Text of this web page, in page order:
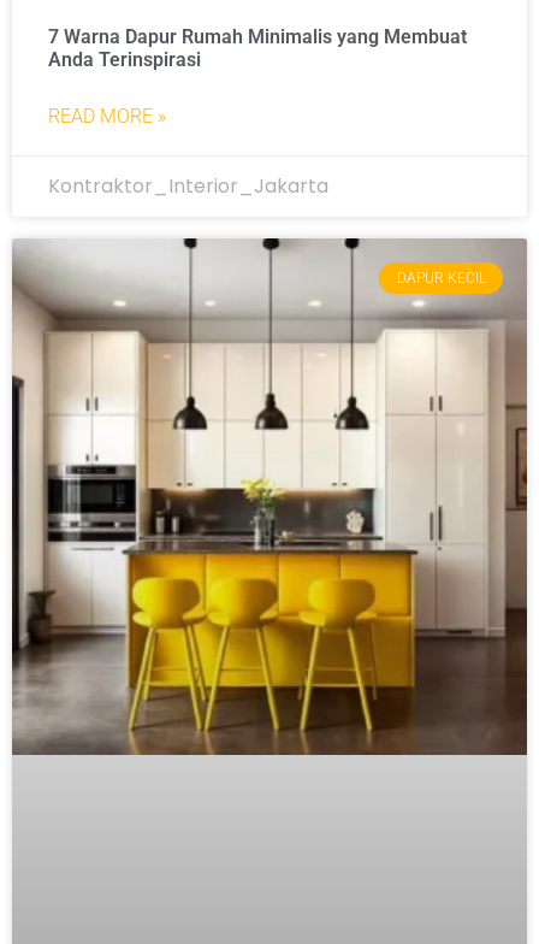
7 Warna Dapur Rumah Minimalis yang Membuat
Anda Terinspirasi
READ MORE »
Kontraktor_Interior_Jakarta
DAPUR KECIL